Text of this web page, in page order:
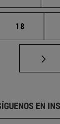
Página
18
EN